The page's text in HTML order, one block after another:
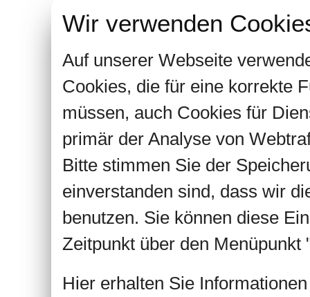
Wir verwenden
Auf unserer Webseite
Cookies, die für eine korrekte
müssen, auch Cookies für
primär der Analyse von
Bitte stimmen Sie der
einverstanden sind, dass wir
benutzen. Sie können diese
Zeitpunkt über den Menüpunkt
Hier erhalten Sie